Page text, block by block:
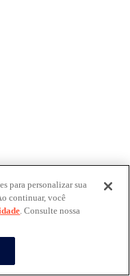
para personalizar sua
continuar, você
. Consulte nossa